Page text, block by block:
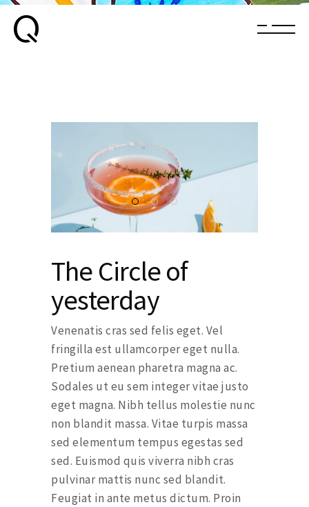
The Circle of
yesterday
Venenatis cras sed felis eget. Vel
fringilla est ullamcorper eget nulla.
Pretium aenean pharetra magna ac.
Sodales ut eu sem integer vitae justo
eget magna. Nibh tellus molestie nunc
non blandit massa. Vitae turpis massa
sed elementum tempus egestas sed
sed. Euismod quis viverra nibh cras
pulvinar mattis nunc sed blandit.
Feugiat in ante metus dictum. Proin